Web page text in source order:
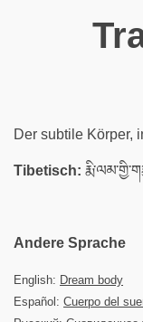
Der subtile Körper,
Tibetisch:
Andere Sprache
English: Dream body
Español: Cuerpo del